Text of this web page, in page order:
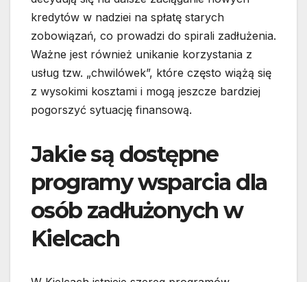
kredytów w nadziei na spłatę starych
zobowiązań, co prowadzi do spirali zadłużenia.
Ważne jest również unikanie korzystania z
usług tzw. „chwilówek”, które często wiążą się
z wysokimi kosztami i mogą jeszcze bardziej
pogorszyć sytuację finansową.
Jakie są dostępne
programy wsparcia dla
osób zadłużonych w
Kielcach